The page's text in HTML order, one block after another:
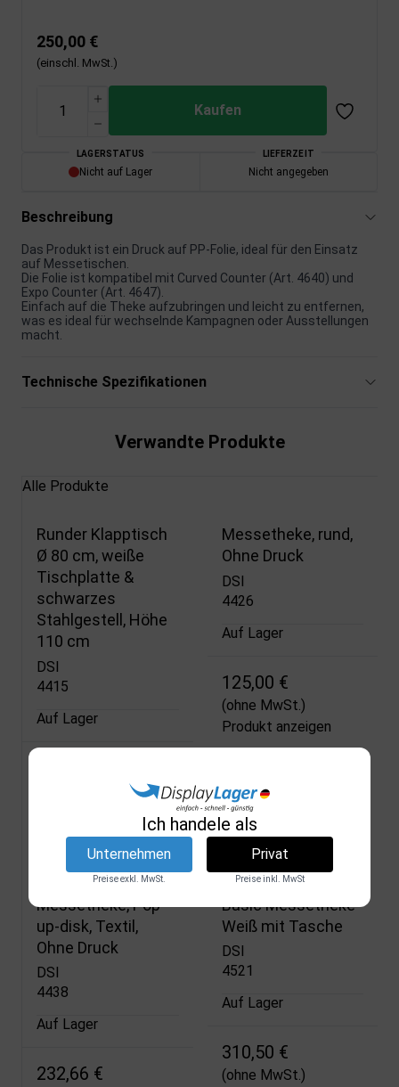
250,00 €
(einschl. MwSt.)
Kaufen
LAGERSTATUS
Nicht auf Lager
LIEFERZEIT
Nicht angegeben
Beschreibung
Das Produkt ist ein Druck auf PP-Folie, ideal für den Einsatz
auf Messetischen.
Die Folie ist kompatibel mit Curved Counter (Art. 4640) und
Expo Counter (Art. 4647).
Einfach auf die Theke aufzubringen und leicht zu entfernen,
was es ideal für wechselnde Kampagnen oder Ausstellungen
macht.
Technische Spezifikationen
Verwandte Produkte
Alle Produkte
Runder Klapptisch
Ø 80 cm, weiße
Tischplatte &
schwarzes
Stahlgestell, Höhe
110 cm
DSI
4415
Auf Lager
Messetheke, rund,
Ohne Druck
DSI
4426
Auf Lager
125,00 €
(ohne MwSt.)
Produkt anzeigen
Messetheke, Pop-
up-disk, Textil,
Ohne Druck
DSI
4438
Auf Lager
232,66 €
Basic Messetheke
Weiß mit Tasche
DSI
4521
Auf Lager
310,50 €
(ohne MwSt.)
Ich handele als
Unternehmen
Preise exkl. MwSt.
Privat
Preise inkl. MwSt